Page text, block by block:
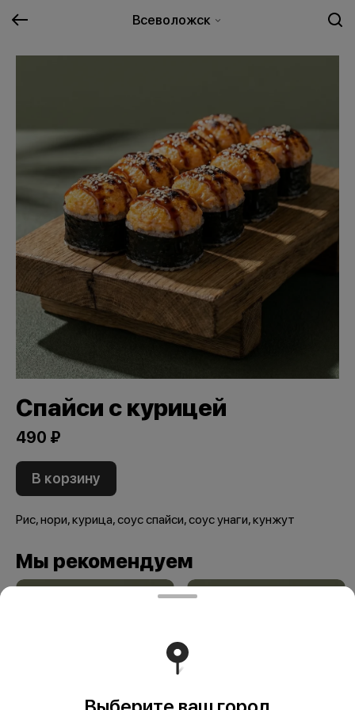
Всеволожск
Спайси с курицей
490 ₽
В корзину
Рис, нори, курица, соус спайси, соус унаги, кунжут
Мы рекомендуем